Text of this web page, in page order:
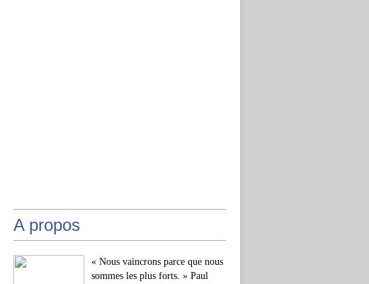
A propos
« Nous vaincrons parce que nous
sommes les plus forts. » Paul